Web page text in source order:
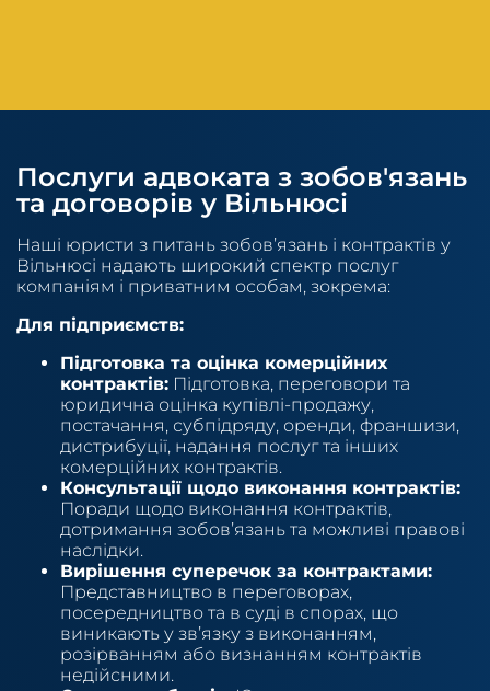
Послуги адвоката з зобов'язань
та договорів у Вільнюсі
Наші юристи з питань зобов’язань і контрактів у
Вільнюсі надають широкий спектр послуг
компаніям і приватним особам, зокрема:
Для підприємств:
Підготовка та оцінка комерційних
контрактів: Підготовка, переговори та
юридична оцінка купівлі-продажу,
постачання, субпідряду, оренди, франшизи,
дистрибуції, надання послуг та інших
комерційних контрактів.
Консультації щодо виконання контрактів:
Поради щодо виконання контрактів,
дотримання зобов’язань та можливі правові
наслідки.
Вирішення суперечок за контрактами:
Представництво в переговорах,
посередництво та в суді в спорах, що
виникають у зв’язку з виконанням,
розірванням або визнанням контрактів
недійсними.